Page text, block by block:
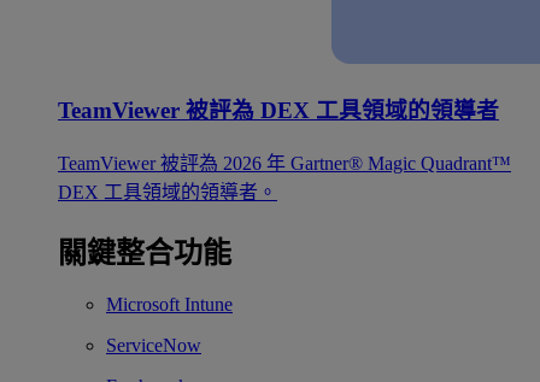
TeamViewer 被評為 DEX 工具領域的領導者
TeamViewer 被評為 2026 年 Gartner® Magic Quadrant™
DEX 工具領域的領導者。
關鍵整合功能
Microsoft Intune
ServiceNow